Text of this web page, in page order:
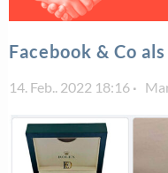
Facebook & Co
14. Feb.. 2022 18:16